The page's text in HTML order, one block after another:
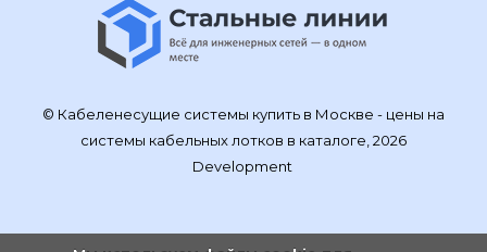
© Кабеленесущие системы купить в Москве - цены на
системы кабельных лотков в каталоге, 2026
Development